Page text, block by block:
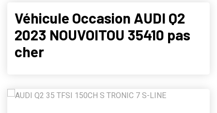
Véhicule Occasion AUDI Q2
2023 NOUVOITOU 35410 pas
cher